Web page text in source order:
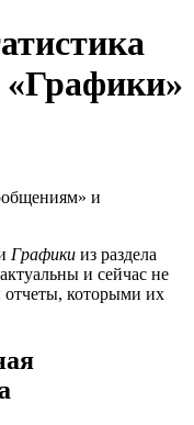
и
Графики из раздела
и сейчас не
которыми их